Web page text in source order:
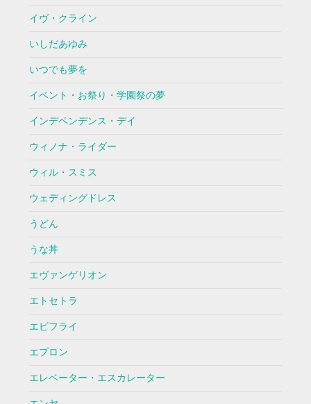
イヴ・クライン
いしだあゆみ
いつでも夢を
イベント・お祭り・学園祭の夢
インデペンデンス・デイ
ウィノナ・ライダー
ウィル・スミス
ウェディングドレス
うどん
うな丼
エヴァンゲリオン
エトセトラ
エビフライ
エプロン
エレベーター・エスカレーター